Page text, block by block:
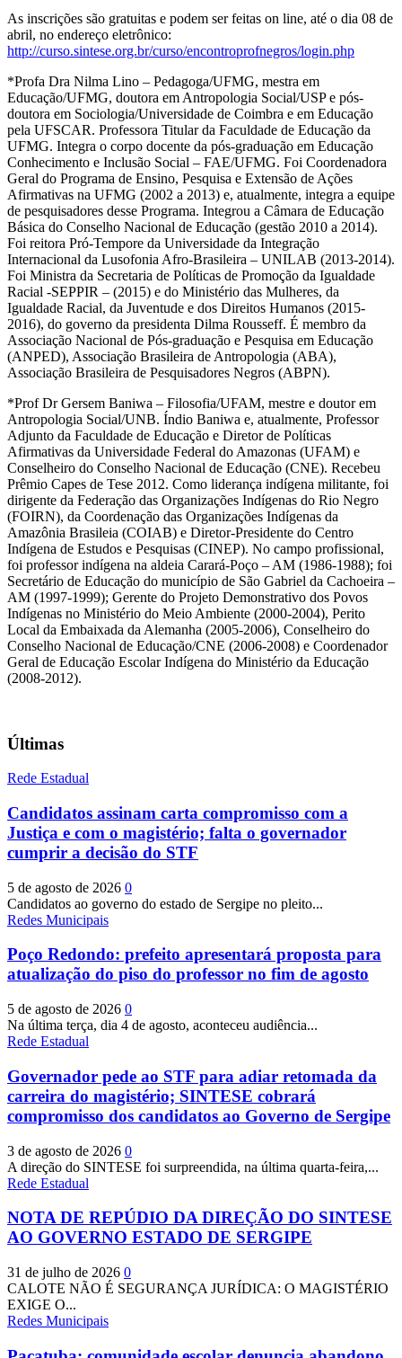
As inscrições são gratuitas e podem ser feitas on line, até o dia 08 de
abril, no endereço eletrônico:
http://curso.sintese.org.br/curso/encontroprofnegros/login.php
*Profa Dra Nilma Lino – Pedagoga/UFMG, mestra em
Educação/UFMG, doutora em Antropologia Social/USP e pós-
doutora em Sociologia/Universidade de Coimbra e em Educação
pela UFSCAR. Professora Titular da Faculdade de Educação da
UFMG. Integra o corpo docente da pós-graduação em Educação
Conhecimento e Inclusão Social – FAE/UFMG. Foi Coordenadora
Geral do Programa de Ensino, Pesquisa e Extensão de Ações
Afirmativas na UFMG (2002 a 2013) e, atualmente, integra a equipe
de pesquisadores desse Programa. Integrou a Câmara de Educação
Básica do Conselho Nacional de Educação (gestão 2010 a 2014).
Foi reitora Pró-Tempore da Universidade da Integração
Internacional da Lusofonia Afro-Brasileira – UNILAB (2013-2014).
Foi Ministra da Secretaria de Políticas de Promoção da Igualdade
Racial -SEPPIR – (2015) e do Ministério das Mulheres, da
Igualdade Racial, da Juventude e dos Direitos Humanos (2015-
2016), do governo da presidenta Dilma Rousseff. É membro da
Associação Nacional de Pós-graduação e Pesquisa em Educação
(ANPED), Associação Brasileira de Antropologia (ABA),
Associação Brasileira de Pesquisadores Negros (ABPN).
*Prof Dr Gersem Baniwa – Filosofia/UFAM, mestre e doutor em
Antropologia Social/UNB. Índio Baniwa e, atualmente, Professor
Adjunto da Faculdade de Educação e Diretor de Políticas
Afirmativas da Universidade Federal do Amazonas (UFAM) e
Conselheiro do Conselho Nacional de Educação (CNE). Recebeu
Prêmio Capes de Tese 2012. Como liderança indígena militante, foi
dirigente da Federação das Organizações Indígenas do Rio Negro
(FOIRN), da Coordenação das Organizações Indígenas da
Amazônia Brasileia (COIAB) e Diretor-Presidente do Centro
Indígena de Estudos e Pesquisas (CINEP). No campo profissional,
foi professor indígena na aldeia Carará-Poço – AM (1986-1988); foi
Secretário de Educação do município de São Gabriel da Cachoeira –
AM (1997-1999); Gerente do Projeto Demonstrativo dos Povos
Indígenas no Ministério do Meio Ambiente (2000-2004), Perito
Local da Embaixada da Alemanha (2005-2006), Conselheiro do
Conselho Nacional de Educação/CNE (2006-2008) e Coordenador
Geral de Educação Escolar Indígena do Ministério da Educação
(2008-2012).
Últimas
Rede Estadual
Candidatos assinam carta compromisso com a
Justiça e com o magistério; falta o governador
cumprir a decisão do STF
5 de agosto de 2026 0
Candidatos ao governo do estado de Sergipe no pleito...
Redes Municipais
Poço Redondo: prefeito apresentará proposta para
atualização do piso do professor no fim de agosto
5 de agosto de 2026 0
Na última terça, dia 4 de agosto, aconteceu audiência...
Rede Estadual
Governador pede ao STF para adiar retomada da
carreira do magistério; SINTESE cobrará
compromisso dos candidatos ao Governo de Sergipe
3 de agosto de 2026 0
A direção do SINTESE foi surpreendida, na última quarta-feira,...
Rede Estadual
NOTA DE REPÚDIO DA DIREÇÃO DO SINTESE
AO GOVERNO ESTADO DE SERGIPE
31 de julho de 2026 0
CALOTE NÃO É SEGURANÇA JURÍDICA: O MAGISTÉRIO
EXIGE O...
Redes Municipais